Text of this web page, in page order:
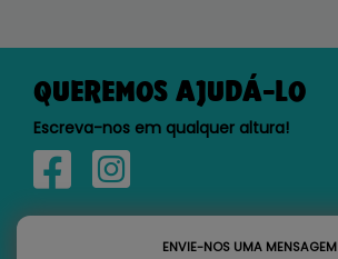
QUEREMOS AJUDÁ-LO
Escreva-nos em qualquer altura!
ENVIE-NOS UMA MENSAGEM